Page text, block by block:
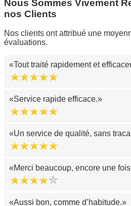
Nous Sommes Vivement
nos Clients
Nos clients ont attribué une
évaluations.
Tout traité rapidement et
Service rapide efficace.
Un service de qualité, sans
Merci beaucoup, encore une
Aussi bon, comme d’habitude.